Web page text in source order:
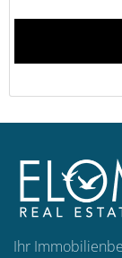
Ihr